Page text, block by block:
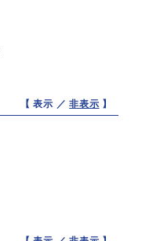
【 表示 ／非表示 】